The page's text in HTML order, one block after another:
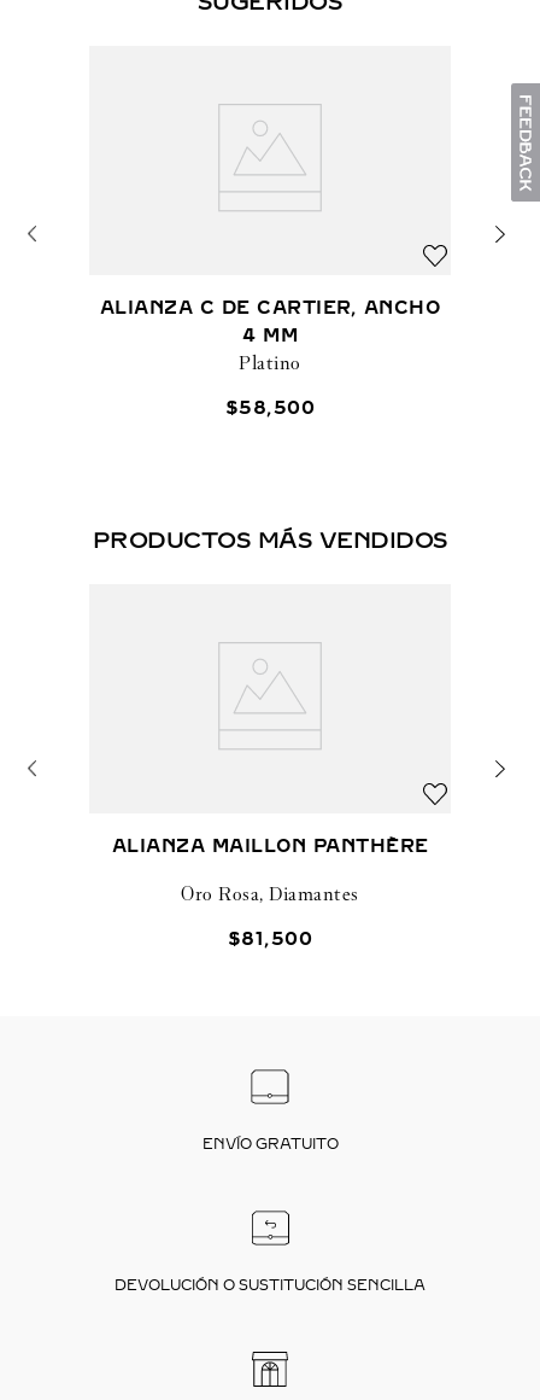
ALIANZA C DE CARTIER, ANCHO
4 MM
Platino
$58,500
PRODUCTOS MÁS VENDIDOS
ALIANZA MAILLON PANTHÈRE
Oro Rosa, Diamantes
$81 ,500
ENVÍO GRATUITO
DEVOLUCIÓN O SUSTITUCIÓN SENCILLA